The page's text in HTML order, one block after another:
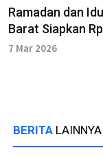
Ramadan dan
Barat Siapkan
7 Mar 2026
BERITA LAINNYA